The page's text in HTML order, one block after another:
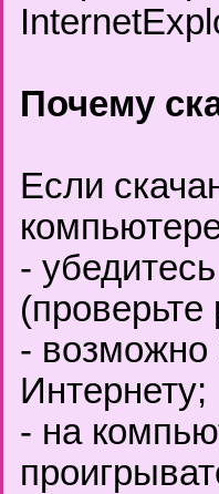
Почему
Если
-
- возможно
Интернету;
- на